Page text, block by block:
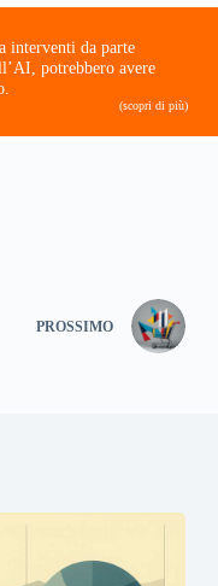
interventi da parte
potrebbero avere
(scopri di più)
PROSSIMO